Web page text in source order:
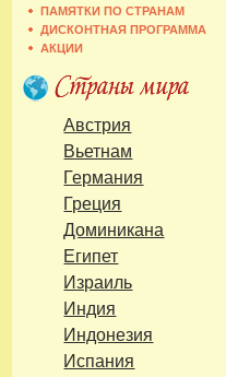
ПАМЯТКИ ПО СТРАНАМ
ДИСКОНТНАЯ ПРОГРАММА
АКЦИИ
Австрия
Вьетнам
Германия
Греция
Доминикана
Египет
Израиль
Индия
Индонезия
Испания